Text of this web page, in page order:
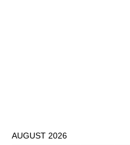
AUGUST 2026